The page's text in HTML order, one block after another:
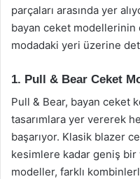
parçaları arasında yer
bayan ceket
modadaki yeri üzerine
1. Pull & Bear Ceket
Pull & Bear, bayan ceket
tasarımlara yer vererek
başarıyor. Klasik blazer
kesimlere kadar geniş
modeller, farklı